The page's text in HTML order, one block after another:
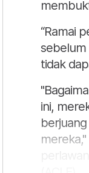
“Ramai
sebelum
tidak
ini,